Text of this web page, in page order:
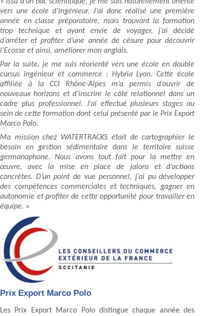
« Issu d’un bac scientifique, je me suis naturellement orienté
vers une école d’ingénieur. J’ai donc réalisé une première
année en classe préparatoire, mais trouvant la formation
trop technique et ayant envie de voyager, j’ai décidé
d’arrêter et profiter d’une année de césure pour découvrir
l’Ecosse et ainsi, améliorer mon anglais.
Par la suite, je me suis réorienté vers une école en double
cursus ingénieur et commerce : Hybria Lyon. Cette école
affiliée à la CCI Rhône-Alpes m’a permis d’ouvrir de
nouveaux horizons et d’inscrire le côté relationnel dans un
cadre plus professionnel. J’ai effectué plusieurs stages au
sein de cette formation dont celui présenté par le Prix Export
Marco Polo.
Ma mission chez WATERTRACKS était de cartographier le
besoin en gestion sédimentaire dans le territoire suisse
germanophone. Nous avons tout fait pour la mettre en
œuvre, avec la mise en place de jalons et d’actions
concrètes. D’un point de vue personnel, j’ai pu développer
des compétences commerciales et techniques, gagner en
autonomie et profiter de cette opportunité pour travailler en
équipe. »
Prix Export Marco Polo
Les Prix Export Marco Polo distingue chaque année des